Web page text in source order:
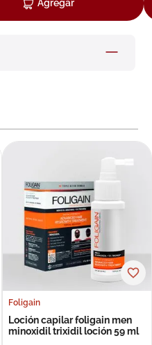
Agregar
Foligain
Loción capilar foligain men
minoxidil trixidil loción 59 ml